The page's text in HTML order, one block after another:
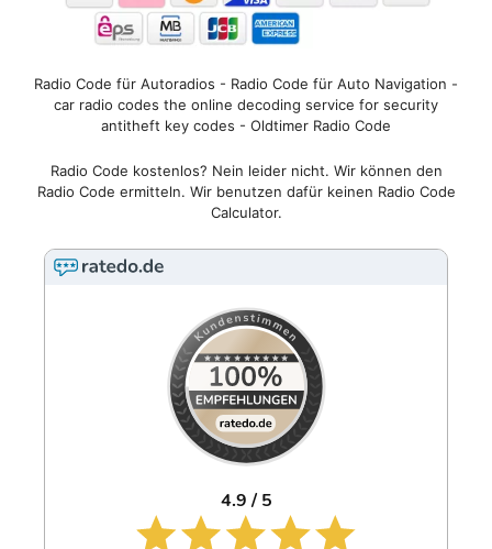
Radio Code für Autoradios - Radio Code für Auto Navigation -
car radio codes the online decoding service for security
antitheft key codes - Oldtimer Radio Code
Radio Code kostenlos? Nein leider nicht. Wir können den
Radio Code ermitteln. Wir benutzen dafür keinen Radio Code
Calculator.
4.9 / 5